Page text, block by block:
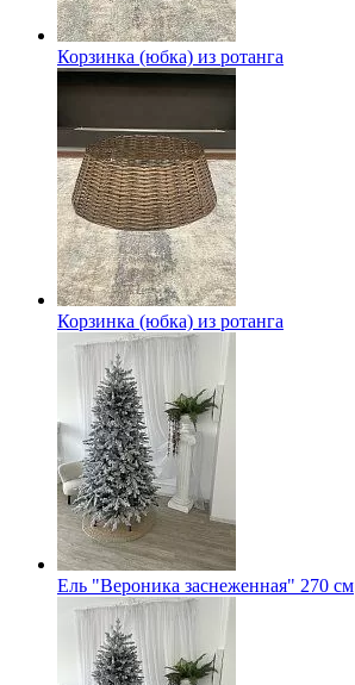
Корзинка (юбка) из ротанга
Корзинка (юбка) из ротанга
Ель "Вероника заснеженная" 270 см